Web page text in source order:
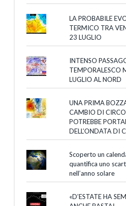
LA PROBABILE
TERMICO TRA
23 LUGLIO
INTENSO
TEMPORALESCO
LUGLIO AL NORD
UNA PRIMA
CAMBIO DI
POTREBBE
DELL’ONDATA DI
Scoperto un
quantifica uno
nell’anno solare
«D’ESTATE HA